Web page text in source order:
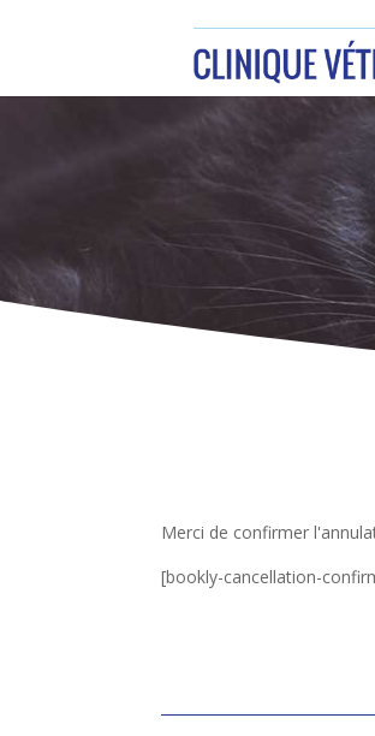
Merci de confirmer
[bookly-cancellation-